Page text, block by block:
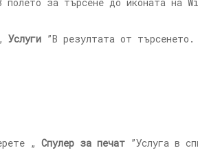
Услуги ”В резултата от търсенето.
„ Спулер за печат ”Услуга в